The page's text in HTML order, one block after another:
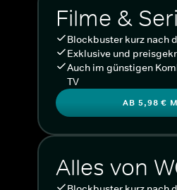
Filme &
Blockbuster kurz nach
Exklusive und
Auch im günstigen
TV
AB 5,98 €
Alles von